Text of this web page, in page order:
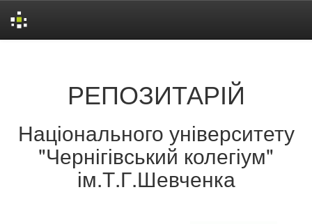
РЕПОЗИТАРІЙ
Національного університету
"Чернігівський колегіум"
ім.Т.Г.Шевченка